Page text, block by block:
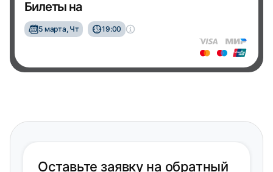
Билеты на
5 марта, Чт 19:00
Оставьте заявку на обратный